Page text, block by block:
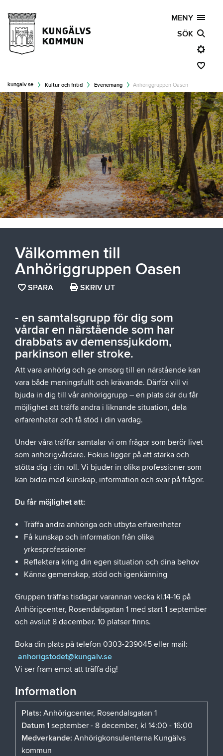
MENY
SÖK
kungalv.se Kultur och fritid Evenemang Anhöriggruppen Oasen
Välkommen till
Anhöriggruppen Oasen
SPARA SPARA
SOM
FAVORIT
SKRIV UT
- en samtalsgrupp för dig som
vårdar en närstående som har
drabbats av demenssjukdom,
parkinson eller stroke.
Att vara anhörig och ge omsorg till en närstående kan
vara både meningsfullt och krävande. Därför vill vi
bjuda in dig till vår anhöriggrupp – en plats där du får
möjlighet att träffa andra i liknande situation, dela
erfarenheter och få stöd i din vardag.
Under våra träffar samtalar vi om frågor som berör livet
som anhörigvårdare. Fokus ligger på att stärka och
stötta dig i din roll. Vi bjuder in olika professioner som
kan bidra med kunskap, information och svar på frågor.
Du får möjlighet att:
Träffa andra anhöriga och utbyta erfarenheter
Få kunskap och information från olika
yrkesprofessioner
Reflektera kring din egen situation och dina behov
Känna gemenskap, stöd och igenkänning
Gruppen träffas tisdagar varannan vecka kl.14-16 på
Anhörigcenter, Rosendalsgatan 1 med start 1 september
och avslut 8 december. 10 platser finns.
Boka din plats på telefon 0303-239045 eller mail:
anhorigstodet@kungalv.se
Vi ser fram emot att träffa dig!
Information
Plats: Anhörigcenter, Rosendalsgatan 1
Datum 1 september - 8 december, kl 14:00 - 16:00
Medverkande: Anhörigkonsulenterna Kungälvs
kommun